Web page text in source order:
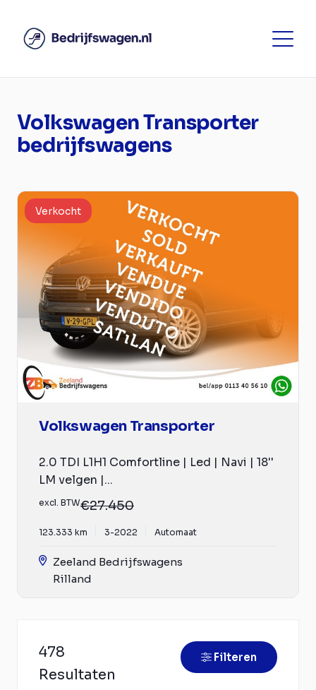
Volkswagen Transporter
bedrijfswagens
Verkocht
Volkswagen Transporter
2.0 TDI L1H1 Comfortline | Led | Navi | 18''
LM velgen |...
excl. BTW€27.450
123.333 km 3-2022 Automaat
Zeeland Bedrijfswagens
Rilland
478
Resultaten
Filteren